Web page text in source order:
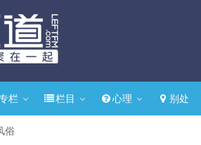
栏 栏目 心理 别处
俗